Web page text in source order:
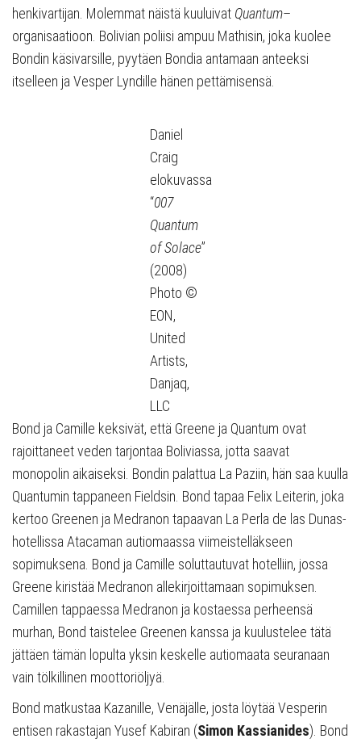
henkivartijan. Molemmat näistä kuuluivat Quantum–
organisaatioon. Bolivian poliisi ampuu Mathisin, joka kuolee
Bondin käsivarsille, pyytäen Bondia antamaan anteeksi
itselleen ja Vesper Lyndille hänen pettämisensä.
Daniel
Craig
elokuvassa
“007
Quantum
of Solace”
(2008)
Photo ©
EON,
United
Artists,
Danjaq,
LLC
Bond ja Camille keksivät, että Greene ja Quantum ovat
rajoittaneet veden tarjontaa Boliviassa, jotta saavat
monopolin aikaiseksi. Bondin palattua La Paziin, hän saa kuulla
Quantumin tappaneen Fieldsin. Bond tapaa Felix Leiterin, joka
kertoo Greenen ja Medranon tapaavan La Perla de las Dunas-
hotellissa Atacaman autiomaassa viimeistelläkseen
sopimuksena. Bond ja Camille soluttautuvat hotelliin, jossa
Greene kiristää Medranon allekirjoittamaan sopimuksen.
Camillen tappaessa Medranon ja kostaessa perheensä
murhan, Bond taistelee Greenen kanssa ja kuulustelee tätä
jättäen tämän lopulta yksin keskelle autiomaata seuranaan
vain tölkillinen moottoriöljyä.
Bond matkustaa Kazanille, Venäjälle, josta löytää Vesperin
entisen rakastajan Yusef Kabiran (Simon Kassianides). Bond